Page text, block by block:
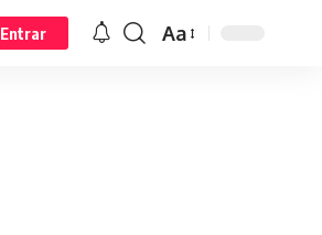
Entrar Aa